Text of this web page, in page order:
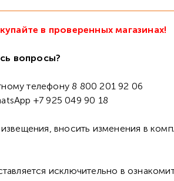
в проверенных магазинах!
вопросы?
телефону 8 800 201 92 06
+7 925 049 90 18
вносить изменения в
исключительно в